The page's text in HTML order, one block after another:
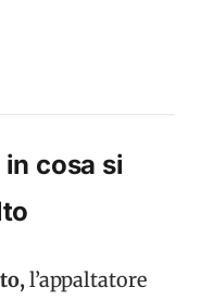
in cosa si
l’appaltatore